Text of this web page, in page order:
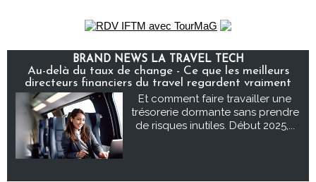
BRAND NEWS LA TRAVEL TECH
Au-delà du taux de change - Ce que les meilleurs
directeurs financiers du travel regardent vraiment
Et comment faire travailler une
trésorerie dormante sans prendre
de risques inutiles. Début 2025,...